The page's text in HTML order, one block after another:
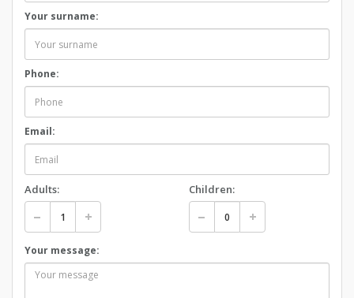
Your surname:
Phone:
Email:
Adults: Children:
Your message: